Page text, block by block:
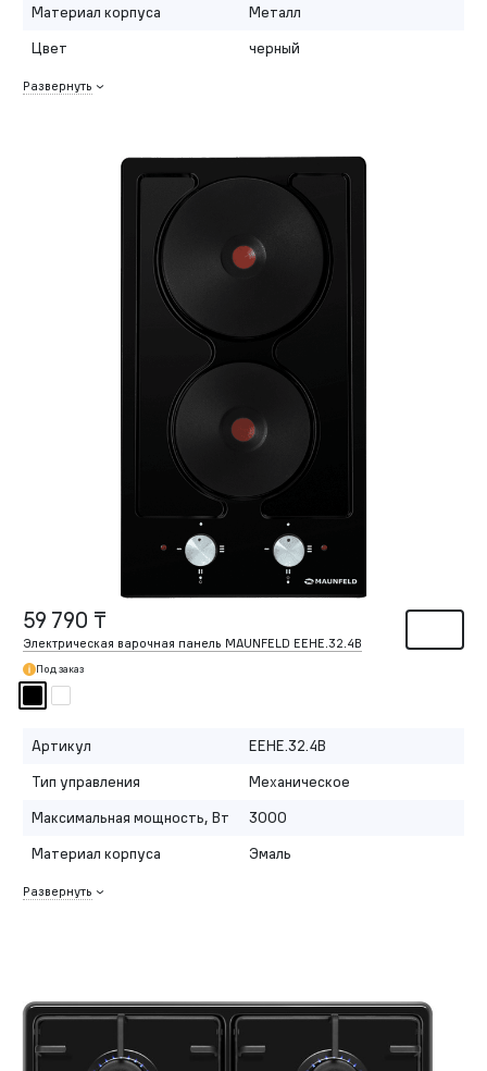
Материал корпуса
Металл
Цвет
черный
Развернуть
59 790 ₸
Электрическая варочная панель MAUNFELD EEHE.32.4B
Под заказ
Артикул
EEHE.32.4B
Тип управления
Механическое
Максимальная мощность, Вт
3000
Материал корпуса
Эмаль
Развернуть